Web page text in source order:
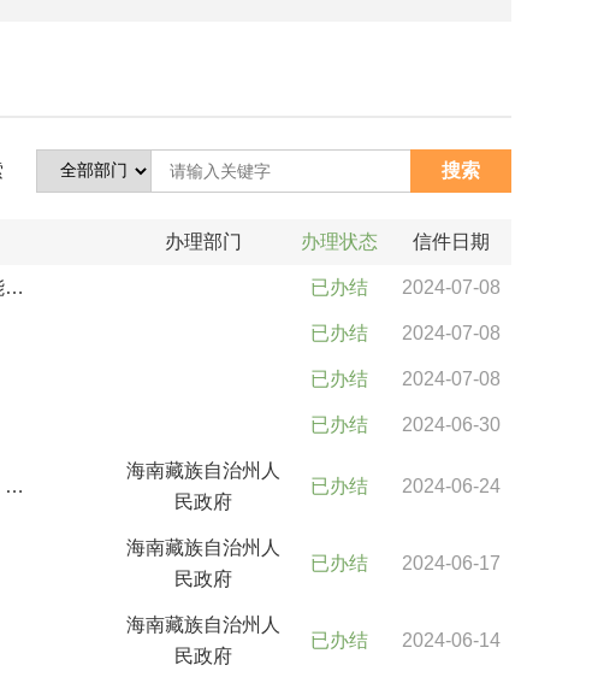
办理部门 办理状态 信件日期
… 已办结 2024-07-08
已办结 2024-07-08
已办结 2024-07-08
已办结 2024-06-30
…
海南藏族自治州人
民政府
已办结 2024-06-24
海南藏族自治州人
民政府
已办结 2024-06-17
海南藏族自治州人
民政府
已办结 2024-06-14